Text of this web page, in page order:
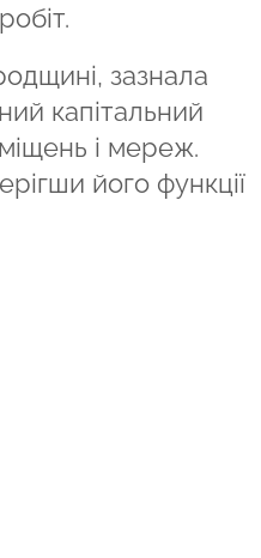
зазнала
капітальний
і мереж.
його функції